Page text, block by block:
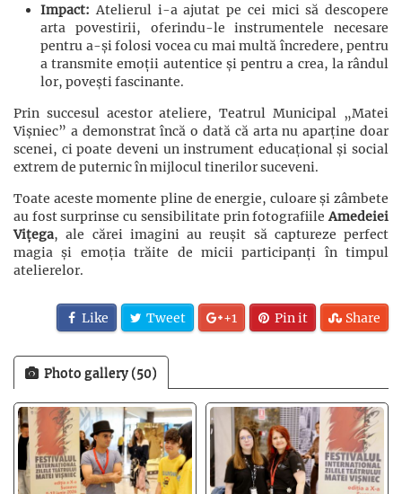
Impact: Atelierul i-a ajutat pe cei mici să descopere
arta povestirii, oferindu-le instrumentele necesare
pentru a-și folosi vocea cu mai multă încredere, pentru
a transmite emoții autentice și pentru a crea, la rândul
lor, povești fascinante.
Prin succesul acestor ateliere, Teatrul Municipal „Matei
Vișniec” a demonstrat încă o dată că arta nu aparține doar
scenei, ci poate deveni un instrument educațional și social
extrem de puternic în mijlocul tinerilor suceveni.
Toate aceste momente pline de energie, culoare și zâmbete
au fost surprinse cu sensibilitate prin fotografiileAmedeiei
Vițega, ale cărei imagini au reușit să captureze perfect
magia și emoția trăite de micii participanți în timpul
atelierelor.
Like Tweet +1 Pin it Share
Photo gallery (50)